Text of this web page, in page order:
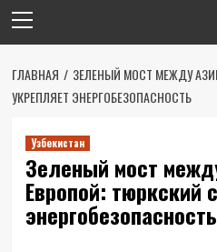
меню
ГЛАВНАЯ
ЗЕЛЕНЫЙ МОСТ МЕЖДУ
УКРЕПЛЯЕТ ЭНЕРГОБЕЗОПАСНОСТЬ
Узбекистан
Зеленый мост
Европой: тюркский
энергобезопасность